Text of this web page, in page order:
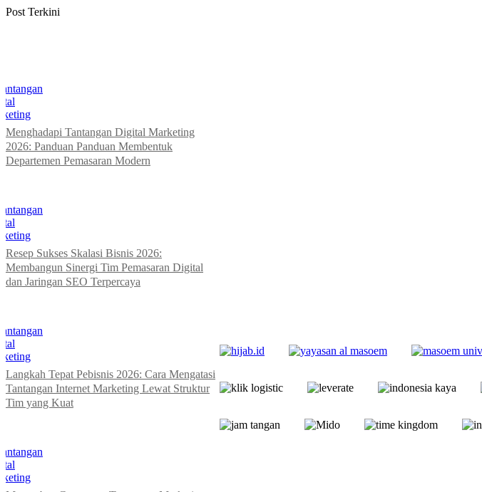
Post Terkini
Menghadapi Tantangan Digital Marketing
2026: Panduan Panduan Membentuk
Departemen Pemasaran Modern
Resep Sukses Skalasi Bisnis 2026:
Membangun Sinergi Tim Pemasaran Digital
dan Jaringan SEO Terpercaya
Langkah Tepat Pebisnis 2026: Cara Mengatasi
Tantangan Internet Marketing Lewat Struktur
Tim yang Kuat